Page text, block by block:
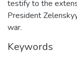
testify to the
President
war.
Keywords